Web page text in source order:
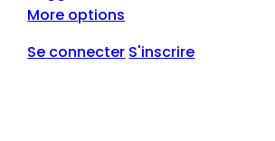
More options
Se connecter S'inscrire